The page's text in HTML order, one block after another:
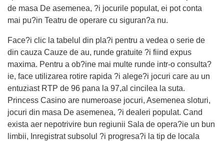
de masa De asemenea, ?i jocurile populat, ei pot conta
mai pu?in Teatru de operare cu siguran?a nu.
Face?i clic la tabelul din pla?i pentru a vedea o serie de
din cauza Cauze de au, runde gratuite ?i fiind expus
maxima. Pentru a ob?ine mai multe runde intr-o consulta?
ie, face utilizarea rotire rapida ?i alege?i jocuri care au un
entuziast RTP de 96 pana la 97,al cincilea la suta.
Princess Casino are numeroase jocuri, Asemenea sloturi,
jocuri din masa De asemenea, ?i dealeri populat. Cand
exista aer nepotrivire bun regiunii Sala de opera?ie un bun
limbii, Inregistrat subsolul ?i progresa?i la tip de locala